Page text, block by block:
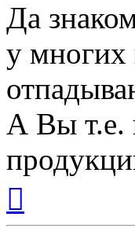
Да
у многих
А Вы т.е.
началу